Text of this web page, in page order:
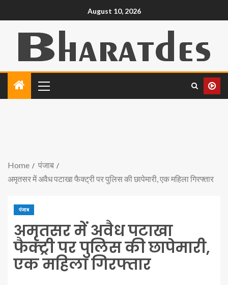
August 10, 2026
Home
पंजाब
अमृतसर में अवैध पटाखा फैक्ट्री पर पुलिस की छापेमारी, एक महिला गिरफ्तार
पंजाब
अमृतसर में अवैध पटाखा
फैक्ट्री पर पुलिस की छापेमारी,
एक महिला गिरफ्तार